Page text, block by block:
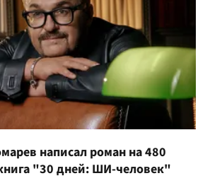
написал роман на 480
"30 дней: ШИ-человек"